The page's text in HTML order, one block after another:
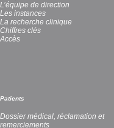
L’équipe de direction
Les instances
La recherche clinique
Chiffres clés
Accès
Patients
Dossier médical, réclamation et
remerciements